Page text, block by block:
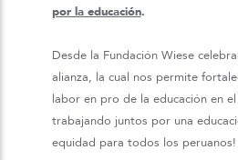
por la educación.
Desde la Fundación Wiese
alianza, la cual nos permite
labor en pro de la educación en el
trabajando juntos por una
equidad para todos los peruanos!